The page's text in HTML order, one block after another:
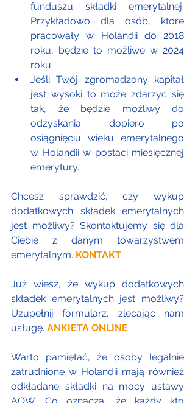
funduszu składki emerytalnej.
Przykładowo dla osób, które
pracowały w Holandii do 2018
roku, będzie to możliwe w 2024
roku.
Jeśli Twój zgromadzony kapitał
jest wysoki to może zdarzyć się
tak, że będzie możliwy do
odzyskania dopiero po
osiągnięciu wieku emerytalnego
w Holandii w postaci miesięcznej
emerytury.
Chcesz sprawdzić, czy wykup
dodatkowych składek emerytalnych
jest możliwy? Skontaktujemy się dla
Ciebie z danym towarzystwem
emerytalnym. KONTAKT.
Już wiesz, że wykup dodatkowych
składek emerytalnych jest możliwy?
Uzupełnij formularz, zlecając nam
usługę. ANKIETA ONLINE
Warto pamiętać, że osoby legalnie
zatrudnione w Holandii mają również
odkładane składki na mocy ustawy